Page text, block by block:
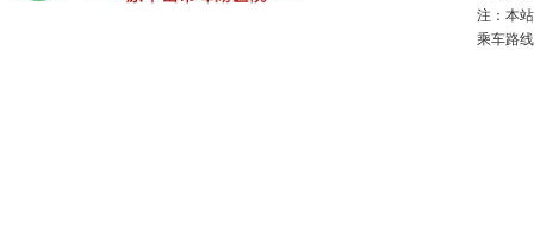
注：本
乘车路